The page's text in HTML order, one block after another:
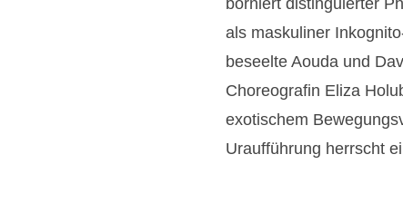
borniert distinguierter
als maskuliner
beseelte Aouda und
Choreografin Eliza
exotischem
Uraufführung herrscht